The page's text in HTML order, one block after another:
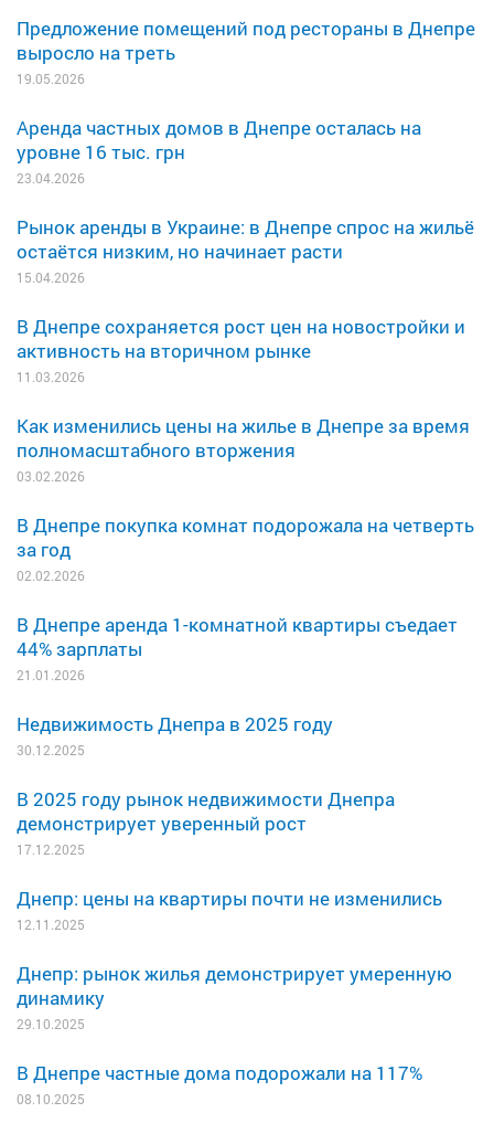
Предложение помещений под рестораны в Днепре
выросло на треть
19.05.2026
Аренда частных домов в Днепре осталась на
уровне 16 тыс. грн
23.04.2026
Рынок аренды в Украине: в Днепре спрос на жильё
остаётся низким, но начинает расти
15.04.2026
В Днепре сохраняется рост цен на новостройки и
активность на вторичном рынке
11.03.2026
Как изменились цены на жилье в Днепре за время
полномасштабного вторжения
03.02.2026
В Днепре покупка комнат подорожала на четверть
за год
02.02.2026
В Днепре аренда 1-комнатной квартиры съедает
44% зарплаты
21.01.2026
Недвижимость Днепра в 2025 году
30.12.2025
В 2025 году рынок недвижимости Днепра
демонстрирует уверенный рост
17.12.2025
Днепр: цены на квартиры почти не изменились
12.11.2025
Днепр: рынок жилья демонстрирует умеренную
динамику
29.10.2025
В Днепре частные дома подорожали на 117%
08.10.2025